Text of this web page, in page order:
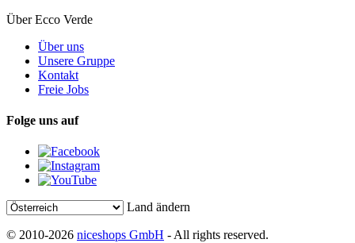
Über Ecco Verde
Über uns
Unsere Gruppe
Kontakt
Freie Jobs
Folge uns auf
Land ändern
© 2010-2026 niceshops GmbH - All rights reserved.